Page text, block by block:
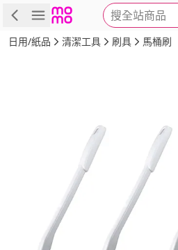
搜全站商品
商品 評價 詳情
日用/紙品 清潔工具 刷具 馬桶刷